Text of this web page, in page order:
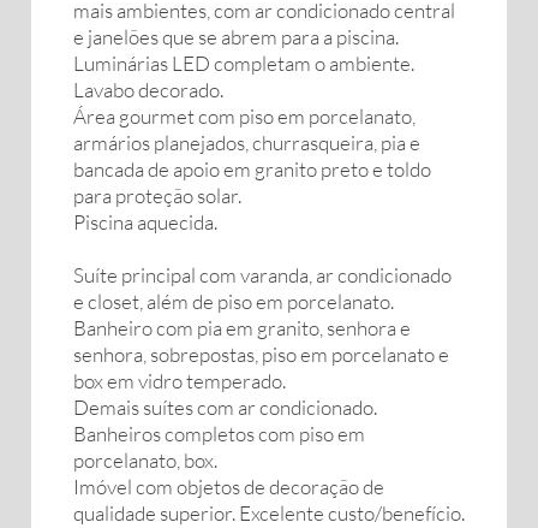
mais ambientes, com ar condicionado central
e janelões que se abrem para a piscina.
Luminárias LED completam o ambiente.
Lavabo decorado.
Área gourmet com piso em porcelanato,
armários planejados, churrasqueira, pia e
bancada de apoio em granito preto e toldo
para proteção solar.
Piscina aquecida.
Suíte principal com varanda, ar condicionado
e closet, além de piso em porcelanato.
Banheiro com pia em granito, senhora e
senhora, sobrepostas, piso em porcelanato e
box em vidro temperado.
Demais suítes com ar condicionado.
Banheiros completos com piso em
porcelanato, box.
Imóvel com objetos de decoração de
qualidade superior. Excelente custo/benefício.